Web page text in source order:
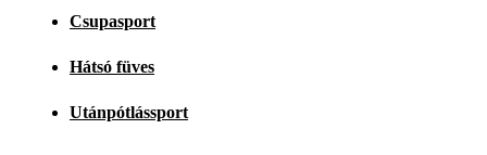
Csupasport
Hátsó füves
Utánpótlássport